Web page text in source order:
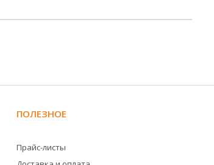
ПОЛЕЗНОЕ
Прайс-листы